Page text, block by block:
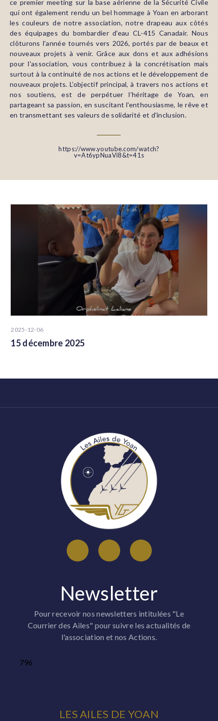
ce premier meeting sur la base aérienne de la Sécurité Civile
qui ont également rendu un bel hommage à Yoan en arborant
les couleurs de notre association, notre drapeau aux côtés
des équipages du bombardier d'eau CL-415 Canadair. Nous
clôturons l’année tournés vers 2026, portés par de beaux et
nouveaux projets à venir. Grâce aux dons et aux adhésions
pour l'association, vous contribuez à la concrétisation mais
surtout à la continuité de nos actions et le développement de
nouveaux projets. L’objectif principal, à travers nos actions et
nos soutiens, est de perpétuer l’héritage de Yoan, en
partageant sa passion, en suscitant l'enthousiasme, le rêve et
en transmettant ses valeurs de solidarité et d'inclusion.
https://www.youtube.com/watch?
v=At6ypNuaVi8&t=41s
2025-12-06
15 décembre 2025
Newsletter
Pour recevoir nos newsletters intitulées "Le
Courrier des Ailes" pour suivre les actualités de
l'association et nos Actions.
796
LES AILES DE YOAN